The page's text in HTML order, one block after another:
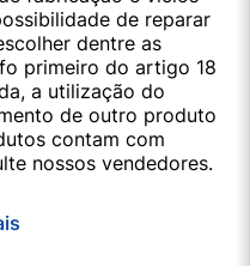
de reparar
dentre as
primeiro do artigo 18
a utilização do
de outro produto
contam com
nossos vendedores.